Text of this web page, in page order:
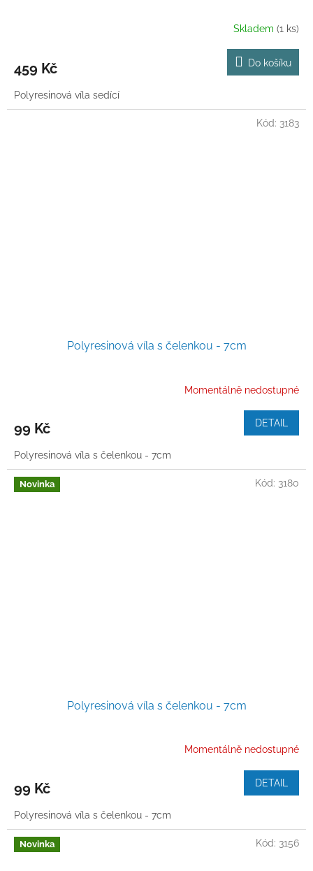
Skladem (1 ks)
459 Kč Do košíku
Polyresinová víla sedící
Polyresinová víla s čelenkou - 7cm
Momentálně nedostupné
99 Kč DETAIL
Polyresinová víla s čelenkou - 7cm
Kód: 3183
Novinka
Polyresinová víla s čelenkou - 7cm
Momentálně nedostupné
99 Kč DETAIL
Polyresinová víla s čelenkou - 7cm
Kód: 3180
Novinka Kód: 3156